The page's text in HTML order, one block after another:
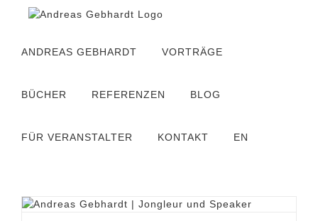
ANDREAS GEBHARDT
VORTRÄGE
BÜCHER REFERENZEN BLOG
FÜR VERANSTALTER KONTAKT EN